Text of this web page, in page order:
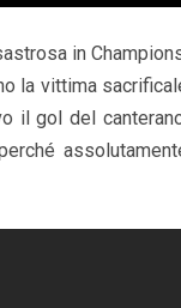
in
la vittima
il gol del